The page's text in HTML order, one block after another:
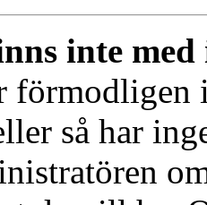
inte med
förmodligen
så har